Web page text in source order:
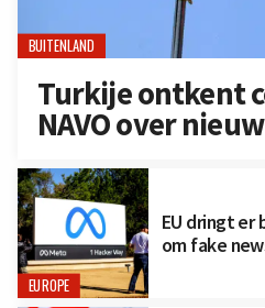
BUITENLAND
Turkije ontkent
NAVO over
EUROPE
EU dringt er
om fake